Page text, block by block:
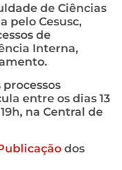
de Ciências
pelo Cesusc,
de
Interna,
entre os dias 13
na Central de
dos